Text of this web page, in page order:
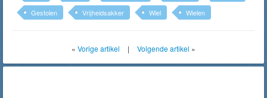
Gestolen
Vrijheidsakker Wiel Wielen
« Vorige artikel | Volgende artikel »